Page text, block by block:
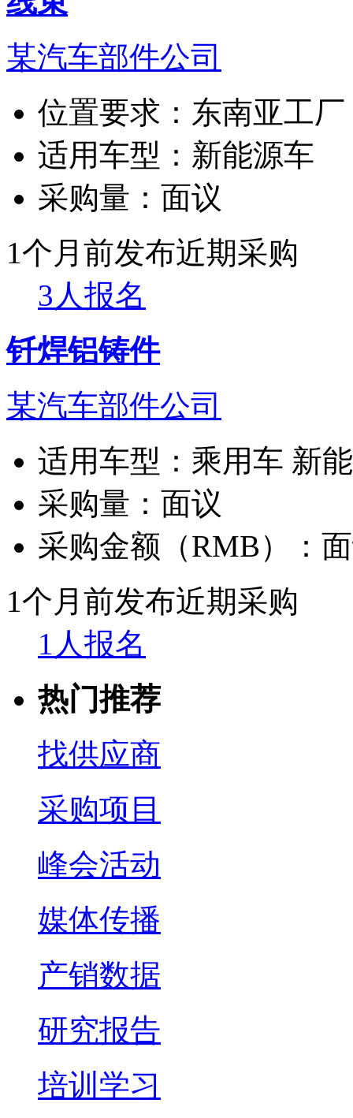
某汽车部件公司
位置要求： 东南亚工
适用车型： 新能源车
采购量： 面议
1个月前发布近期采购
3人报名
钎焊铝铸件
某汽车部件公司
适用车型： 乘用车 新
采购量： 面议
采购金额（RMB）：
1个月前发布近期采购
1人报名
热门推荐
找供应商
采购项目
峰会活动
媒体传播
产销数据
研究报告
培训学习